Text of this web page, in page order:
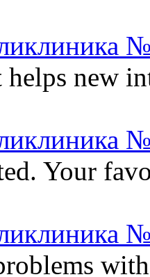
helps new
Your